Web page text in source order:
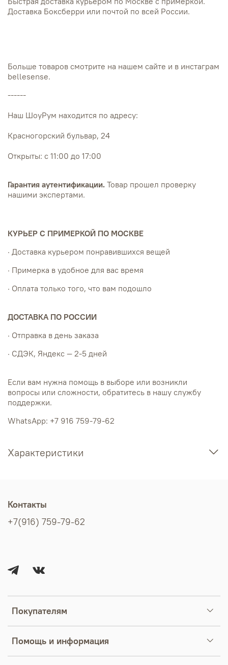
Доставка Боксберри или почтой по всей России.
Больше товаров смотрите на нашем сайте и в инстаграм
bellesense.
------
Наш ШоуРум находится по адресу:
Красногорский бульвар, 24
Открыты: с 11:00 до 17:00
Гарантия аутентификации. Товар прошел проверку
нашими экспертами.
КУРЬЕР С ПРИМЕРКОЙ ПО МОСКВЕ
· Доставка курьером понравившихся вещей
· Примерка в удобное для вас время
· Оплата только того, что вам подошло
ДОСТАВКА ПО РОССИИ
· Отправка в день заказа
· СДЭК, Яндекс — 2-5 дней
Если вам нужна помощь в выборе или возникли
вопросы или сложности, обратитесь в нашу службу
поддержки.
WhatsApp: +7 916 759-79-62
Характеристики
Покупателям
Помощь и информация
Контакты
+7(916) 759-79-62